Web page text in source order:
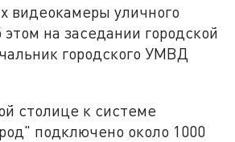
видеокамеры уличного
на заседании городской
городского УМВД
столице к системе
подключено около 1000